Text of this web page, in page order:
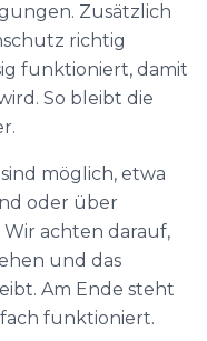
Zusätzlich
richtig
funktioniert, damit
So bleibt die
möglich, etwa
oder über
achten darauf,
und das
Am Ende steht
funktioniert.